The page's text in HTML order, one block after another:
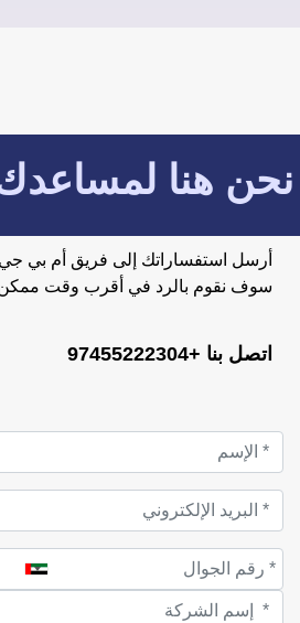
نحن هنا
أرسل استفساراتك إلى فريق أم بي
سوف نقوم بالرد في أقرب وقت
اتصل بنا +97455222304